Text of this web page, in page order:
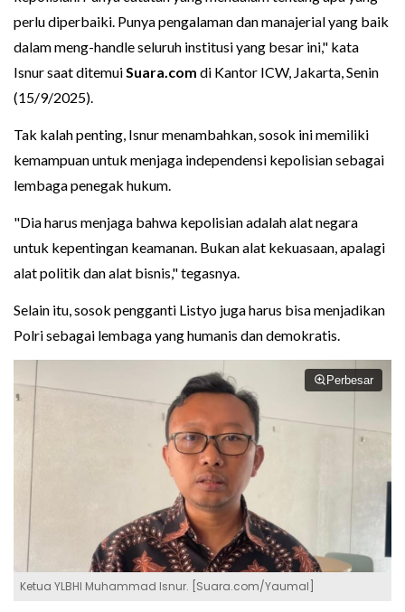
perlu diperbaiki. Punya pengalaman dan manajerial yang baik
dalam meng-handle seluruh institusi yang besar ini," kata
Isnur saat ditemuiSuara.com di Kantor ICW, Jakarta, Senin
(15/9/2025).
Tak kalah penting, Isnur menambahkan, sosok ini memiliki
kemampuan untuk menjaga independensi kepolisian sebagai
lembaga penegak hukum.
"Dia harus menjaga bahwa kepolisian adalah alat negara
untuk kepentingan keamanan. Bukan alat kekuasaan, apalagi
alat politik dan alat bisnis," tegasnya.
Selain itu, sosok pengganti Listyo juga harus bisa menjadikan
Polri sebagai lembaga yang humanis dan demokratis.
Perbesar
Ketua YLBHI Muhammad Isnur. [Suara.com/Yaumal]